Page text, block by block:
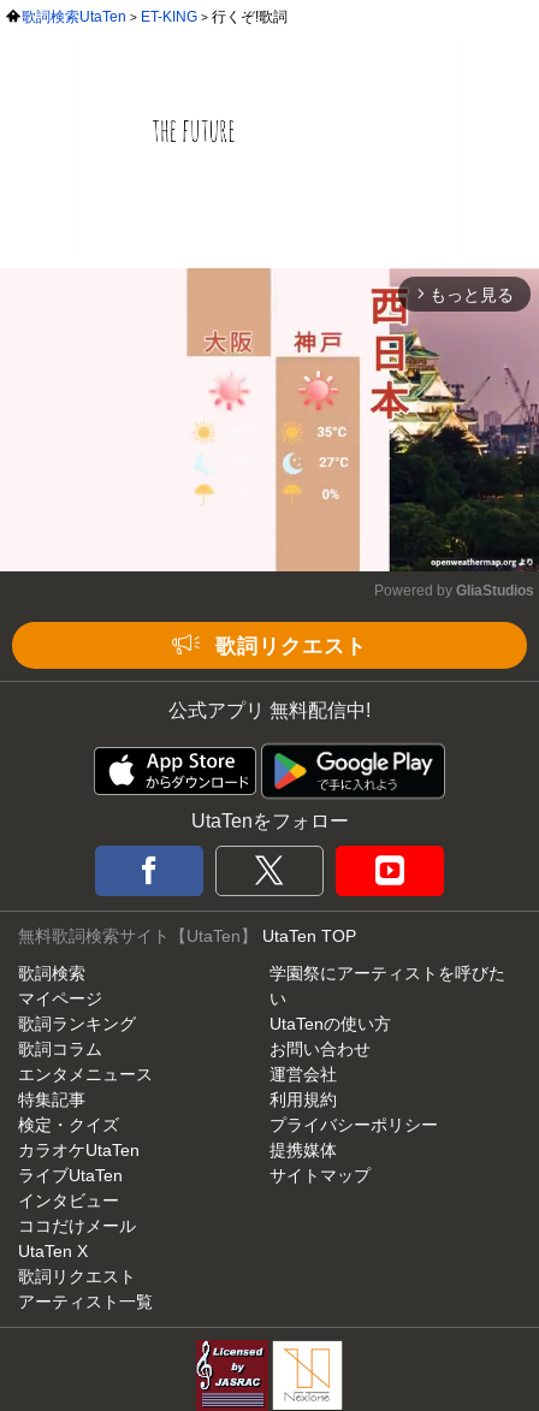
歌詞検索UtaTen ET-KING 行くぞ!歌詞
arrow_forward_ios もっと見る
Powered by GliaStudios
歌詞リクエスト
公式アプリ 無料配信中!
UtaTenをフォロー
無料歌詞検索サイト【UtaTen】 UtaTen TOP
歌詞検索
マイページ
歌詞ランキング
歌詞コラム
エンタメニュース
特集記事
検定・クイズ
カラオケUtaTen
ライブUtaTen
インタビュー
ココだけメール
UtaTen X
歌詞リクエスト
アーティスト一覧
学園祭にアーティストを呼びた
い
UtaTenの使い方
お問い合わせ
運営会社
利用規約
プライバシーポリシー
提携媒体
サイトマップ